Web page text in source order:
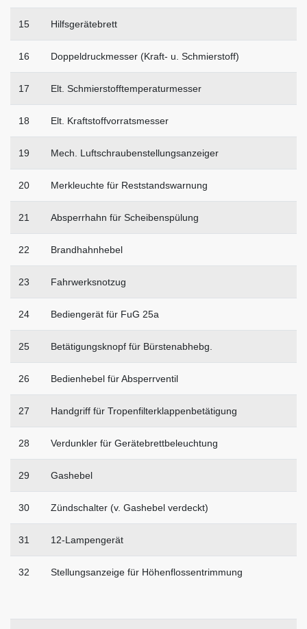
15 Hilfsgerätebrett
16 Doppeldruckmesser (Kraft- u. Schmierstoff)
17 Elt. Schmierstofftemperaturmesser
18 Elt. Kraftstoffvorratsmesser
19 Mech. Luftschraubenstellungsanzeiger
20 Merkleuchte für Reststandswarnung
21 Absperrhahn für Scheibenspülung
22 Brandhahnhebel
23 Fahrwerksnotzug
24 Bediengerät für FuG 25a
25 Betätigungsknopf für Bürstenabhebg.
26 Bedienhebel für Absperrventil
27 Handgriff für Tropenfilterklappenbetätigung
28 Verdunkler für Gerätebrettbeleuchtung
29 Gashebel
30 Zündschalter (v. Gashebel verdeckt)
31 12-Lampengerät
32 Stellungsanzeige für Höhenflossentrimmung